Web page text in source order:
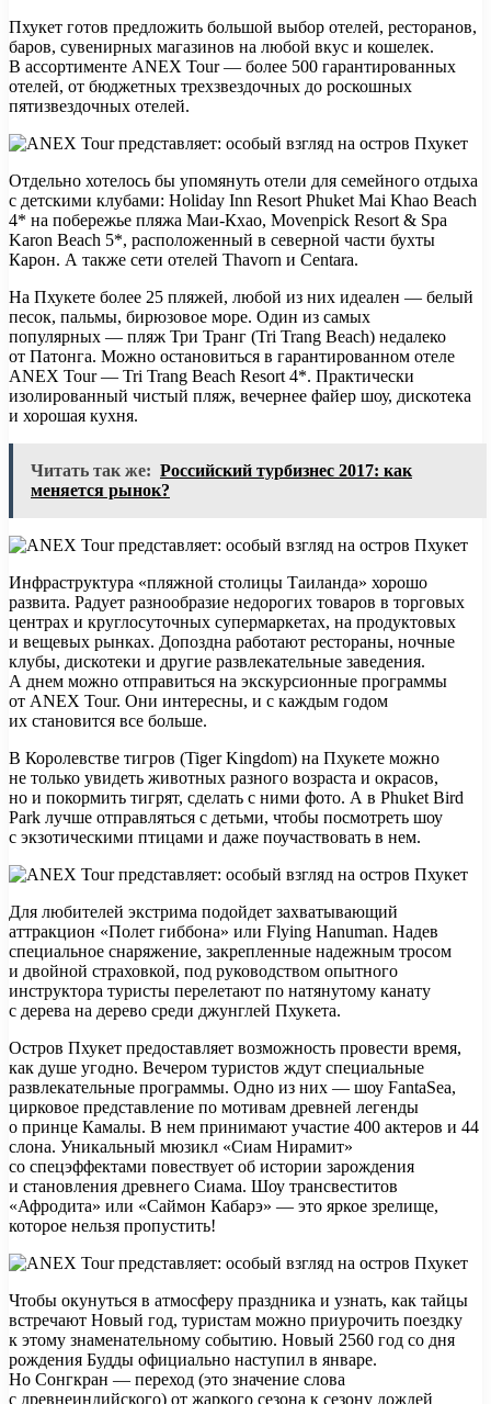
Пхукет готов предложить большой выбор отелей, ресторанов,
баров, сувенирных магазинов на любой вкус и кошелек.
В ассортименте ANEX Tour — более 500 гарантированных
отелей, от бюджетных трехзвездочных до роскошных
пятизвездочных отелей.
Отдельно хотелось бы упомянуть отели для семейного отдыха
с детскими клубами: Holiday Inn Resort Phuket Mai Khao Beach
4* на побережье пляжа Маи-Кхао, Movenpick Resort & Spa
Karon Beach 5*, расположенный в северной части бухты
Карон. А также сети отелей Thavorn и Centara.
На Пхукете более 25 пляжей, любой из них идеален — белый
песок, пальмы, бирюзовое море. Один из самых
популярных — пляж Три Транг (Tri Trang Beach) недалеко
от Патонга. Можно остановиться в гарантированном отеле
ANEX Tour — Tri Trang Beach Resort 4*. Практически
изолированный чистый пляж, вечернее файер шоу, дискотека
и хорошая кухня.
Читать так же: Российский турбизнес 2017: как
меняется рынок?
Инфраструктура «пляжной столицы Таиланда» хорошо
развита. Радует разнообразие недорогих товаров в торговых
центрах и круглосуточных супермаркетах, на продуктовых
и вещевых рынках. Допоздна работают рестораны, ночные
клубы, дискотеки и другие развлекательные заведения.
А днем можно отправиться на экскурсионные программы
от ANEX Tour. Они интересны, и с каждым годом
их становится все больше.
В Королевстве тигров (Tiger Kingdom) на Пхукете можно
не только увидеть животных разного возраста и окрасов,
но и покормить тигрят, сделать с ними фото. А в Phuket Bird
Park лучше отправляться с детьми, чтобы посмотреть шоу
с экзотическими птицами и даже поучаствовать в нем.
Для любителей экстрима подойдет захватывающий
аттракцион «Полет гиббона» или Flying Hanuman. Надев
специальное снаряжение, закрепленные надежным тросом
и двойной страховкой, под руководством опытного
инструктора туристы перелетают по натянутому канату
с дерева на дерево среди джунглей Пхукета.
Остров Пхукет предоставляет возможность провести время,
как душе угодно. Вечером туристов ждут специальные
развлекательные программы. Одно из них — шоу FantaSea,
цирковое представление по мотивам древней легенды
о принце Камалы. В нем принимают участие 400 актеров и 44
слона. Уникальный мюзикл «Сиам Нирамит»
со спецэффектами повествует об истории зарождения
и становления древнего Сиама. Шоу трансвеститов
«Афродита» или «Саймон Кабарэ» — это яркое зрелище,
которое нельзя пропустить!
Чтобы окунуться в атмосферу праздника и узнать, как тайцы
встречают Новый год, туристам можно приурочить поездку
к этому знаменательному событию. Новый 2560 год со дня
рождения Будды официально наступил в январе.
Но Сонгкран — переход (это значение слова
с древнеиндийского) от жаркого сезона к сезону дождей